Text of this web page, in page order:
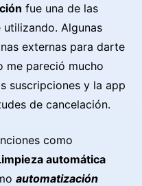
fue una de las
utilizando. Algunas
externas para darte
me pareció mucho
suscripciones y la app
de cancelación.
como
automática
automatización